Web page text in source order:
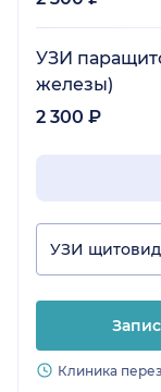
УЗИ
железы)
2 300 ₽
УЗИ
Клиника